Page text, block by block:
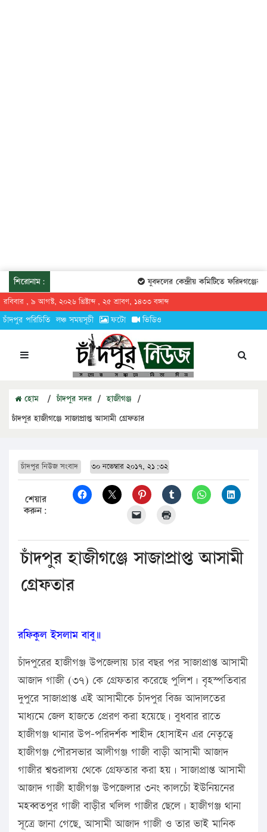
শিরোনাম: যুবদলের কেন্দ্রীয় কমিটিতে ফরিদগঞ্জের
রবিবার , ৯ আগস্ট, ২০২৬ খ্রিষ্টাব্দ , ২৫ শ্রাবণ, ১৪৩৩ বঙ্গাব্দ
চাঁদপুর পরিচিতি লঞ্চ সময়সূচী ফটো ভিডিও
হোম / চাঁদপুর সদর / হাজীগঞ্জ /
চাঁদপুর হাজীগঞ্জে সাজাপ্রাপ্ত আসামী গ্রেফতার
চাঁদপুর নিউজ সংবাদ ৩০ নভেম্বার ২০১৭, ২১:৩২
শেয়ার
করুন:
চাঁদপুর হাজীগঞ্জে সাজাপ্রাপ্ত আসামী
গ্রেফতার
রফিকুল ইসলাম বাবু॥
চাঁদপুরের হাজীগঞ্জ উপজেলায় চার বছর পর সাজাপ্রাপ্ত আসামী
আজাদ গাজী (৩৭) কে গ্রেফতার করেছে পুলিশ। বৃহস্পতিবার
দুপুরে সাজাপ্রাপ্ত এই আসামীকে চাঁদপুর বিজ্ঞ আদালতের
মাধ্যমে জেল হাজতে প্রেরণ করা হয়েছে। বুধবার রাতে
হাজীগঞ্জ থানার উপ-পরিদর্শক শাহীদ হোসাইন এর নেতৃত্বে
হাজীগঞ্জ পৌরসভার আলীগঞ্জ গাজী বাড়ী আসামী আজাদ
গাজীর শ্বশুরালয় থেকে গ্রেফতার করা হয়। সাজাপ্রাপ্ত আসামী
আজাদ গাজী হাজীগঞ্জ উপজেলার ৩নং কালচোঁ ইউনিয়নের
মহব্বতপুর গাজী বাড়ীর খলিল গাজীর ছেলে। হাজীগঞ্জ থানা
সূত্রে জানা গেছে, আসামী আজাদ গাজী ও তার ভাই মানিক